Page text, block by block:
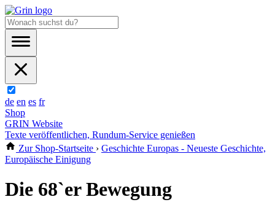
de en es fr
Shop
GRIN Website
Texte veröffentlichen, Rundum-Service genießen
Zur Shop-Startseite › Geschichte Europas - Neueste Geschichte,
Europäische Einigung
Die 68`er Bewegung